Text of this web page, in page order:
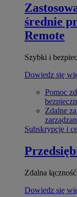
średnie
Remote
Szybki i
Dowiedz się
Pomoc
Zdalne
Subskrypcje i
Zdalna
Dowiedz się